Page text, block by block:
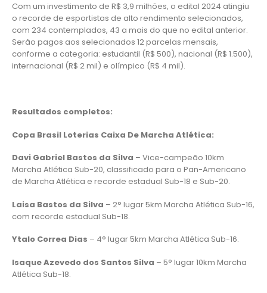
Com um investimento de R$ 3,9 milhões, o edital 2024 atingiu
o recorde de esportistas de alto rendimento selecionados,
com 234 contemplados, 43 a mais do que no edital anterior.
Serão pagos aos selecionados 12 parcelas mensais,
conforme a categoria: estudantil (R$ 500), nacional (R$ 1.500),
internacional (R$ 2 mil) e olímpico (R$ 4 mil).
Resultados completos:
Copa Brasil Loterias Caixa De Marcha Atlética:
Davi Gabriel Bastos da Silva – Vice-campeão 10km
Marcha Atlética Sub-20, classificado para o Pan-Americano
de Marcha Atlética e recorde estadual Sub-18 e Sub-20.
Laisa Bastos da Silva – 2° lugar 5km Marcha Atlética Sub-16,
com recorde estadual Sub-18.
Ytalo Correa Dias – 4° lugar 5km Marcha Atlética Sub-16.
Isaque Azevedo dos Santos Silva – 5° lugar 10km Marcha
Atlética Sub-18.